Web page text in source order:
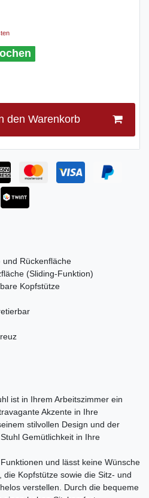
den Warenkorb
Rückenfläche
(Sliding-Funktion)
Kopfstütze
ist in Ihrem Arbeitszimmer ein
Akzente in Ihre
stilvollen Design und der
Gemütlichkeit in Ihre
und lässt keine Wünsche
Kopfstütze sowie die Sitz- und
verstellen. Durch die bequeme